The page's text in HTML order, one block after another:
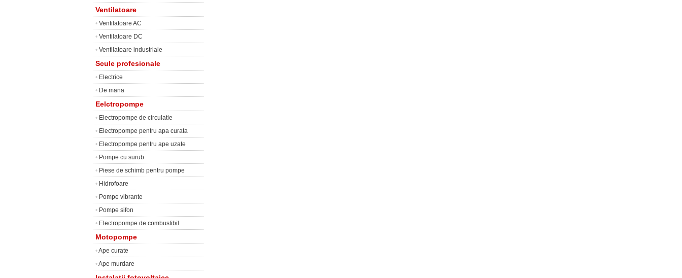
Ventilatoare
• Ventilatoare AC
• Ventilatoare DC
• Ventilatoare industriale
Scule profesionale
• Electrice
• De mana
Eelctropompe
• Electropompe de circulatie
• Electropompe pentru apa curata
• Electropompe pentru ape uzate
• Pompe cu surub
• Piese de schimb pentru pompe
• Hidrofoare
• Pompe vibrante
• Pompe sifon
• Electropompe de combustibil
Motopompe
•Ape curate
•Ape murdare